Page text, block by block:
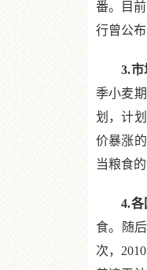
番。目
行曾公
3.市
季小麦
划，计
价暴涨
当粮食
4.各
食。随
次，